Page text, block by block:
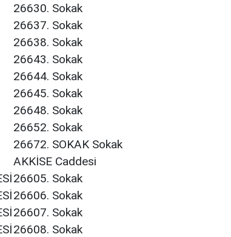
26630. Sokak
26637. Sokak
26638. Sokak
26643. Sokak
26644. Sokak
26645. Sokak
26648. Sokak
26652. Sokak
26672. SOKAK Sokak
AKKİSE Caddesi
26605. Sokak
26606. Sokak
26607. Sokak
26608. Sokak